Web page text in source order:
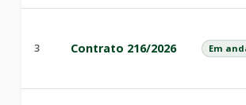
3 Contrato 216/2026 Em